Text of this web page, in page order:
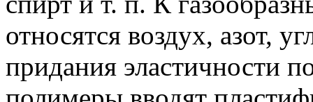
относятся воздух, азот,
придания эластичности